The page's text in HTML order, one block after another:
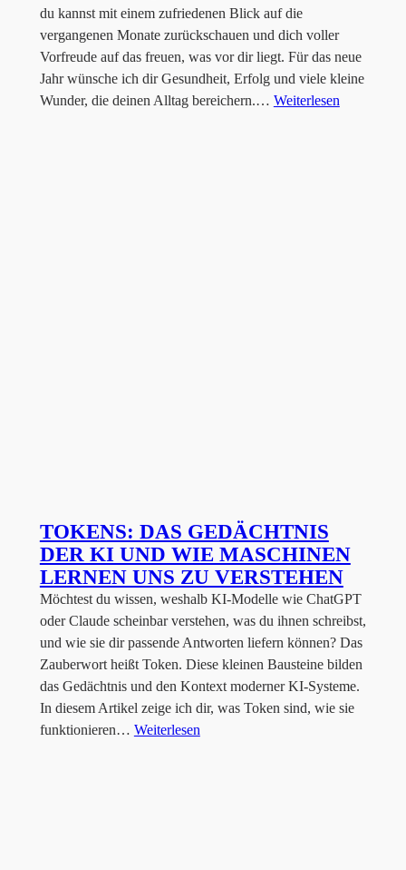
du kannst mit einem zufriedenen Blick auf die
vergangenen Monate zurückschauen und dich voller
Vorfreude auf das freuen, was vor dir liegt. Für das neue
Jahr wünsche ich dir Gesundheit, Erfolg und viele kleine
Wunder, die deinen Alltag bereichern.… Weiterlesen
TOKENS: DAS GEDÄCHTNIS
DER KI UND WIE MASCHINEN
LERNEN UNS ZU VERSTEHEN
Möchtest du wissen, weshalb KI-Modelle wie ChatGPT
oder Claude scheinbar verstehen, was du ihnen schreibst,
und wie sie dir passende Antworten liefern können? Das
Zauberwort heißt Token. Diese kleinen Bausteine bilden
das Gedächtnis und den Kontext moderner KI-Systeme.
In diesem Artikel zeige ich dir, was Token sind, wie sie
funktionieren… Weiterlesen